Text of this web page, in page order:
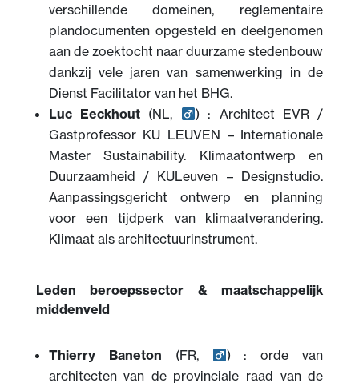
verschillende domeinen, reglementaire
plandocumenten opgesteld en deelgenomen
aan de zoektocht naar duurzame stedenbouw
dankzij vele jaren van samenwerking in de
Dienst Facilitator van het BHG.
Luc Eeckhout (NL,
) : Architect EVR /
Gastprofessor KU LEUVEN – Internationale
Master Sustainability. Klimaatontwerp en
Duurzaamheid / KULeuven – Designstudio.
Aanpassingsgericht ontwerp en planning
voor een tijdperk van klimaatverandering.
Klimaat als architectuurinstrument.
Leden beroepssector & maatschappelijk
middenveld
Thierry Baneton (FR,
) : orde van
architecten van de provinciale raad van de